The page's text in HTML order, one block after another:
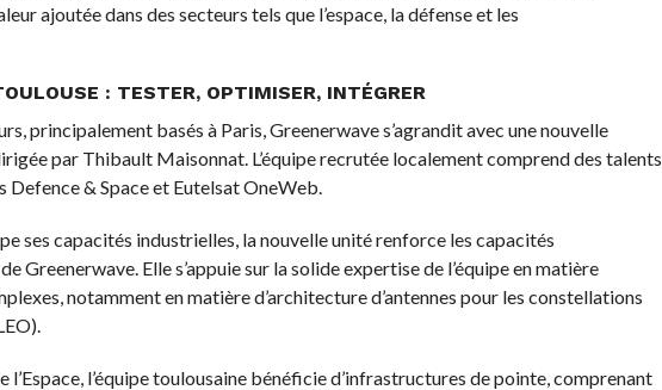
ajoutée dans des secteurs tels que l’espace, la défense et les
: TESTER, OPTIMISER, INTÉGRER
principalement basés à Paris, Greenerwave s’agrandit avec une nouvelle
par Thibault Maisonnat. L’équipe recrutée localement comprend des talents
Defence & Space et Eutelsat OneWeb.
ses capacités industrielles, la nouvelle unité renforce les capacités
Greenerwave. Elle s’appuie sur la solide expertise de l’équipe en matière
notamment en matière d’architecture d’antennes pour les constellations
l’Espace, l’équipe toulousaine bénéficie d’infrastructures de pointe, comprenant